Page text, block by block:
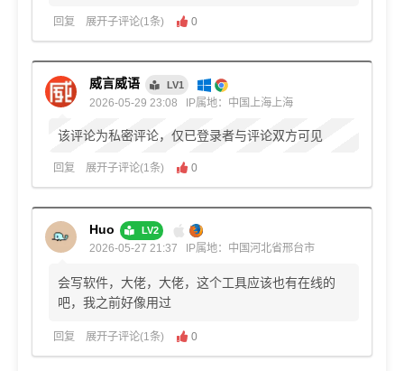
回复 展开子评论(1条) 0
威言威语 LV1
2026-05-29 23:08 IP属地：中国上海上海
该评论为私密评论，仅已登录者与评论双方可见
回复 展开子评论(1条) 0
Huo LV2
2026-05-27 21:37 IP属地：中国河北省邢台市
会写软件，大佬，大佬，这个工具应该也有在线的
吧，我之前好像用过
回复 展开子评论(1条) 0